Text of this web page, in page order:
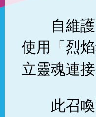
自維
使用「烈
立靈魂連接
此召